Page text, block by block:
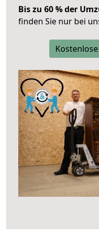
Bis zu 60 % der
finden Sie nur bei